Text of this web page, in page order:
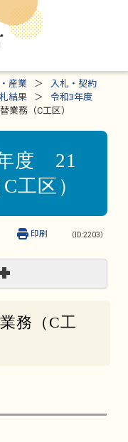
産業
入札・契約
結果
令和3年度
業務（C工区）
度 21
工区）
（ID:2203）
印刷
務（C工